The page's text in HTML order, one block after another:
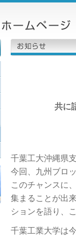
共に
千葉工大沖縄県
今回、九州ブロ
このチャンスに
集まることが出
ションを語り、
千葉工業大学は